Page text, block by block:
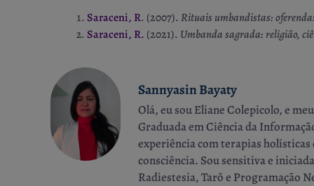
Saraceni, R. (2007). Rituais umbandistas:
Saraceni, R. (2021). Umbanda sagrada: religião,
Sannyasin Bayaty
Olá, eu sou Eliane Colepicolo, e
Graduada em Ciência da
experiência com terapias
consciência. Sou sensitiva e
Radiestesia, Tarô e Programação